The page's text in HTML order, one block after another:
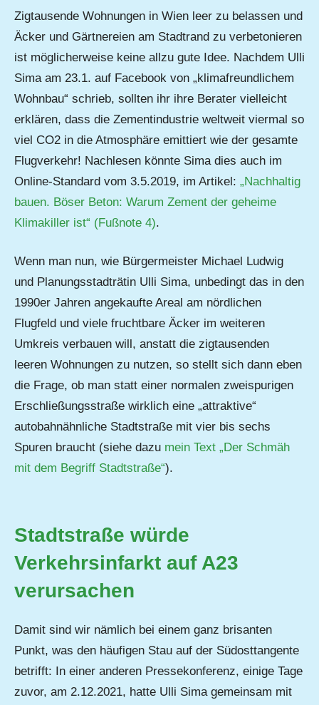
Zigtausende Wohnungen in Wien leer zu belassen und
Äcker und Gärtnereien am Stadtrand zu verbetonieren
ist möglicherweise keine allzu gute Idee. Nachdem Ulli
Sima am 23.1. auf Facebook von „klimafreundlichem
Wohnbau“ schrieb, sollten ihr ihre Berater vielleicht
erklären, dass die Zementindustrie weltweit viermal so
viel CO2 in die Atmosphäre emittiert wie der gesamte
Flugverkehr! Nachlesen könnte Sima dies auch im
Online-Standard vom 3.5.2019, im Artikel: „Nachhaltig
bauen. Böser Beton: Warum Zement der geheime
Klimakiller ist“ (Fußnote 4).
Wenn man nun, wie Bürgermeister Michael Ludwig
und Planungsstadträtin Ulli Sima, unbedingt das in den
1990er Jahren angekaufte Areal am nördlichen
Flugfeld und viele fruchtbare Äcker im weiteren
Umkreis verbauen will, anstatt die zigtausenden
leeren Wohnungen zu nutzen, so stellt sich dann eben
die Frage, ob man statt einer normalen zweispurigen
Erschließungsstraße wirklich eine „attraktive“
autobahnähnliche Stadtstraße mit vier bis sechs
Spuren braucht (siehe dazu mein Text „Der Schmäh
mit dem Begriff Stadtstraße“).
Stadtstraße würde
Verkehrsinfarkt auf A23
verursachen
Damit sind wir nämlich bei einem ganz brisanten
Punkt, was den häufigen Stau auf der Südosttangente
betrifft: In einer anderen Pressekonferenz, einige Tage
zuvor, am 2.12.2021, hatte Ulli Sima gemeinsam mit